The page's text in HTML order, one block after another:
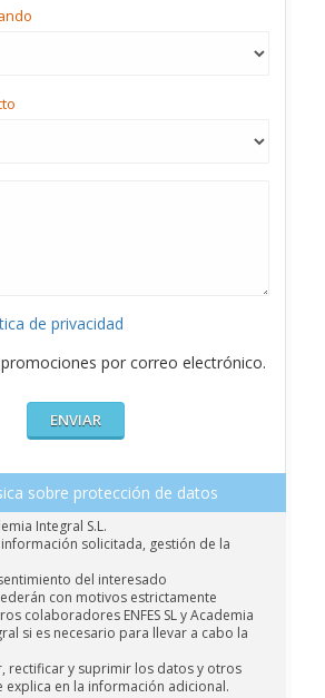
de privacidad
por correo electrónico.
sobre protección de datos
Integral S.L.
información solicitada, gestión de la
del interesado
con motivos estrictamente
colaboradores ENFES SL y Academia
si es necesario para llevar a cabo la
rectificar y suprimir los datos y otros
explica en la información adicional.